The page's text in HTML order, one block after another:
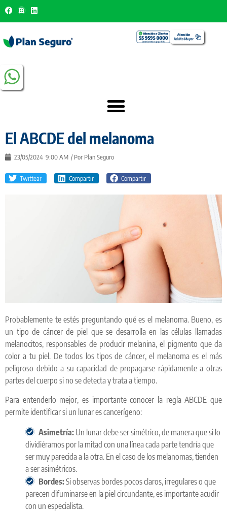
El ABCDE del melanoma
23/05/2024 9:00 AM / Por Plan Seguro
Twittear Compartir Compartir
Probablemente te estés preguntando qué es el melanoma. Bueno, es
un tipo de cáncer de piel que se desarrolla en las células llamadas
melanocitos, responsables de producir melanina, el pigmento que da
color a tu piel. De todos los tipos de cáncer, el melanoma es el más
peligroso debido a su capacidad de propagarse rápidamente a otras
partes del cuerpo si no se detecta y trata a tiempo.
Para entenderlo mejor, es importante conocer la regla ABCDE que
permite identificar si un lunar es cancerígeno:
Asimetría: Un lunar debe ser simétrico, de manera que si lo
dividiéramos por la mitad con una línea cada parte tendría que
ser muy parecida a la otra. En el caso de los melanomas, tienden
a ser asimétricos.
Bordes:Si observas bordes pocos claros, irregulares o que
parecen difuminarse en la piel circundante, es importante acudir
con un especialista.